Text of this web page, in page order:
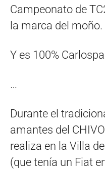
Campeonato de
la marca del moño.
Y es 100%
…
Durante el
amantes del
realiza en la Villa
(que tenía un Fiat